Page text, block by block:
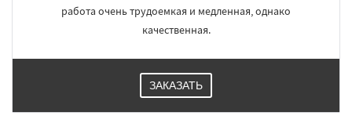
работа очень трудоемкая и медленная, однако
качественная.
ЗАКАЗАТЬ